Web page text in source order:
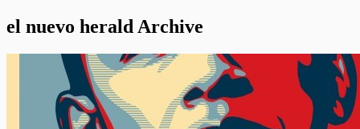
el nuevo herald Archive